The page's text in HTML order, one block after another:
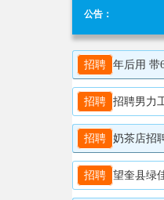
公告：
招聘 年后用 带
招聘 招聘男力
招聘 奶茶店招
招聘 望奎县绿